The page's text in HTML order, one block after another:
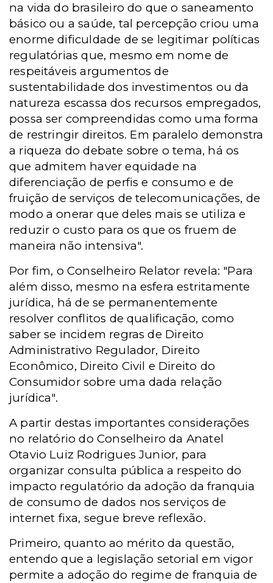
na vida do brasileiro do que o saneamento
básico ou a saúde, tal percepção criou uma
enorme dificuldade de se legitimar políticas
regulatórias que, mesmo em nome de
respeitáveis argumentos de
sustentabilidade dos investimentos ou da
natureza escassa dos recursos empregados,
possa ser compreendidas como uma forma
de restringir direitos. Em paralelo demonstra
a riqueza do debate sobre o tema, há os
que admitem haver equidade na
diferenciação de perfis e consumo e de
fruição de serviços de telecomunicações, de
modo a onerar que deles mais se utiliza e
reduzir o custo para os que os fruem de
maneira não intensiva".
Por fim, o Conselheiro Relator revela: "Para
além disso, mesmo na esfera estritamente
jurídica, há de se permanentemente
resolver conflitos de qualificação, como
saber se incidem regras de Direito
Administrativo Regulador, Direito
Econômico, Direito Civil e Direito do
Consumidor sobre uma dada relação
jurídica".
A partir destas importantes considerações
no relatório do Conselheiro da Anatel
Otavio Luiz Rodrigues Junior, para
organizar consulta pública a respeito do
impacto regulatório da adoção da franquia
de consumo de dados nos serviços de
internet fixa, segue breve reflexão.
Primeiro, quanto ao mérito da questão,
entendo que a legislação setorial em vigor
permite a adoção do regime de franquia de